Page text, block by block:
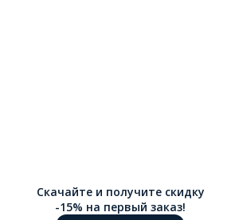
Скачайте и получите скидку
-15% на первый заказ!